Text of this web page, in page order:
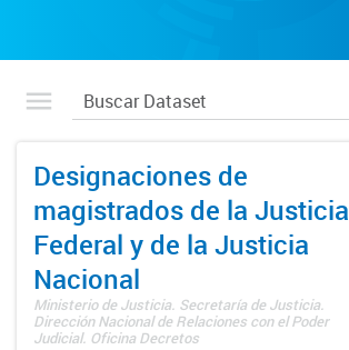
Designaciones de
magistrados de la Justicia
Federal y de la Justicia
Nacional
Ministerio de Justicia. Secretaría de Justicia.
Dirección Nacional de Relaciones con el Poder
Judicial. Oficina Decretos